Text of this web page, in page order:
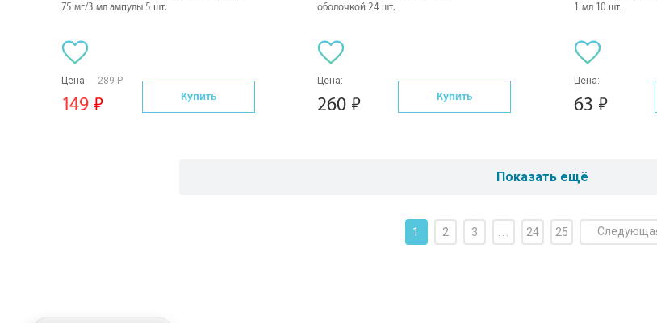
75 мг/3 мл ампулы 5 шт.
Цена: 289 Р
149 Купить
оболочкой 24 шт.
Цена:
260 Купить
1 мл 10 шт.
Цена:
63
Показать ещё
1 2 3 24 25